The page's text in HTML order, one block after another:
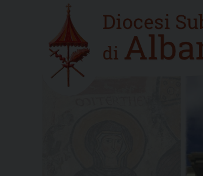
Home
new